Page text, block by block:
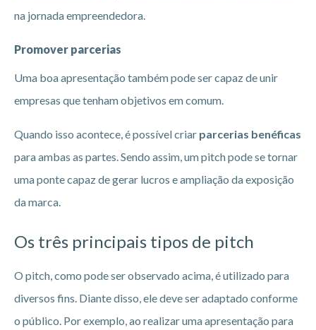
na jornada empreendedora.
Promover parcerias
Uma boa apresentação também pode ser capaz de unir
empresas que tenham objetivos em comum.
Quando isso acontece, é possível criar parcerias benéficas
para ambas as partes. Sendo assim, um pitch pode se tornar
uma ponte capaz de gerar lucros e ampliação da exposição
da marca.
Os três principais tipos de pitch
O pitch, como pode ser observado acima, é utilizado para
diversos fins. Diante disso, ele deve ser adaptado conforme
o público. Por exemplo, ao realizar uma apresentação para